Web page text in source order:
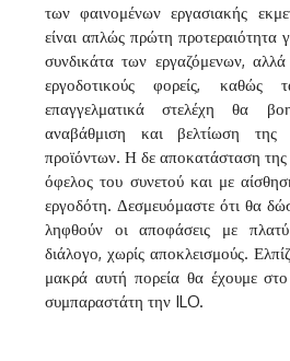
των φαινομένων εργασιακής
είναι απλώς πρώτη προτεραιότητα
συνδικάτα των εργαζόμενων,
εργοδοτικούς φορείς, καθώς
επαγγελματικά στελέχη θα
αναβάθμιση και βελτίωση της
προϊόντων. Η δε αποκατάσταση της
όφελος του συνετού και με
εργοδότη. Δεσμευόμαστε ότι θα
ληφθούν οι αποφάσεις με
διάλογο, χωρίς αποκλεισμούς.
μακρά αυτή πορεία θα έχουμε
συμπαραστάτη την ILO.